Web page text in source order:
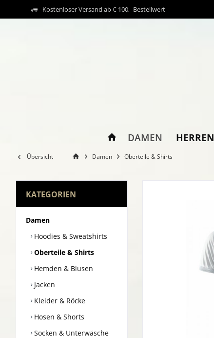
Kostenloser Versand ab € 100,- Bestellwert
DAMEN HERREN
Übersicht Damen Oberteile & Shirts
KATEGORIEN
Damen
Hoodies & Sweatshirts
Oberteile & Shirts
Hemden & Blusen
Jacken
Kleider & Röcke
Hosen & Shorts
Socken & Unterwäsche